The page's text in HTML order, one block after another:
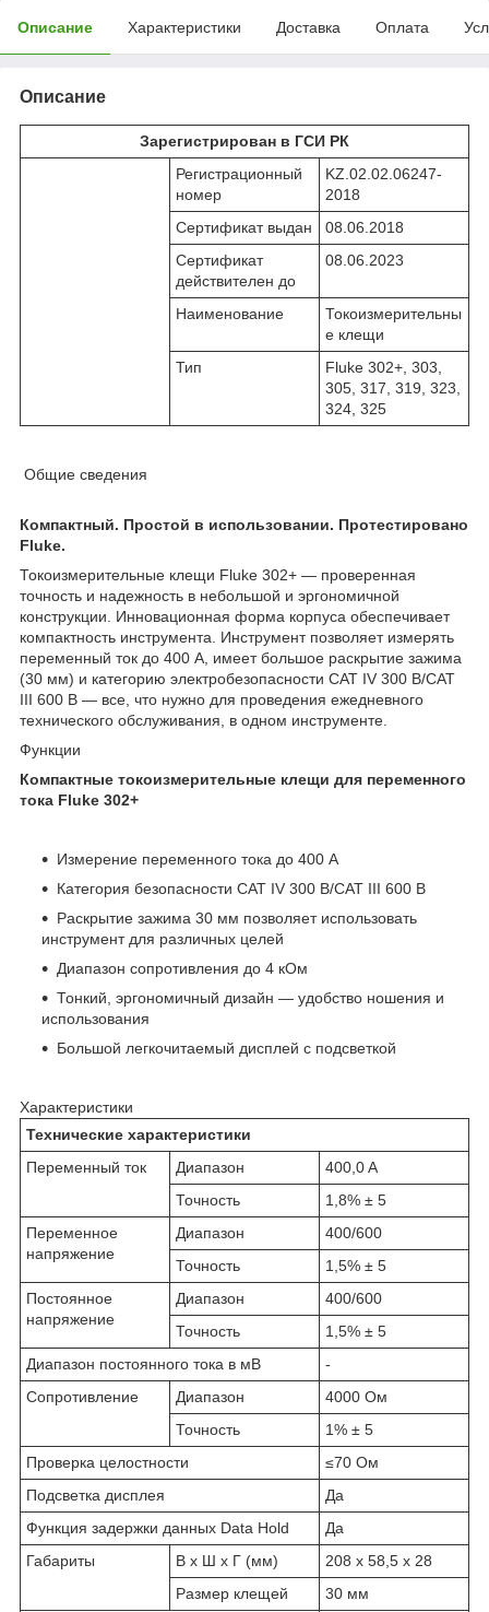
Описание Характеристики Доставка Оплата
Описание
Зарегистрирован в ГСИ РК
Регистрационный
номер
KZ.02.02.06247-
2018
Сертификат выдан
08.06.2018
Сертификат
действителен до
08.06.2023
Наименование
Токоизмерительны
е клещи
Тип
Fluke 302+, 303,
305, 317, 319, 323,
324, 325
Общие сведения
Компактный. Простой в использовании. Протестировано
Fluke.
Токоизмерительные клещи Fluke 302+ — проверенная
точность и надежность в небольшой и эргономичной
конструкции. Инновационная форма корпуса обеспечивает
компактность инструмента. Инструмент позволяет измерять
переменный ток до 400 А, имеет большое раскрытие зажима
(30 мм) и категорию электробезопасности CAT IV 300 В/CAT
III 600 В — все, что нужно для проведения ежедневного
технического обслуживания, в одном инструменте.
Функции
Компактные токоизмерительные клещи для переменного
тока Fluke 302+
Измерение переменного тока до 400 A
Категория безопасности CAT IV 300 В/CAT III 600 В
Раскрытие зажима 30 мм позволяет использовать
инструмент для различных целей
Диапазон сопротивления до 4 кОм
Тонкий, эргономичный дизайн — удобство ношения и
использования
Большой легкочитаемый дисплей с подсветкой
Характеристики
Технические характеристики
Переменный ток
Диапазон
400,0 A
Точность
1,8% ± 5
Переменное
напряжение
Диапазон
400/600
Точность
1,5% ± 5
Постоянное
напряжение
Диапазон
400/600
Точность
1,5% ± 5
Диапазон постоянного тока в мВ
-
Сопротивление
Диапазон
4000 Ом
Точность
1% ± 5
Проверка целостности
≤70 Ом
Подсветка дисплея
Да
Функция задержки данных Data Hold
Да
Габариты
В x Ш x Г (мм)
208 x 58,5 x 28
Размер клещей
30 мм